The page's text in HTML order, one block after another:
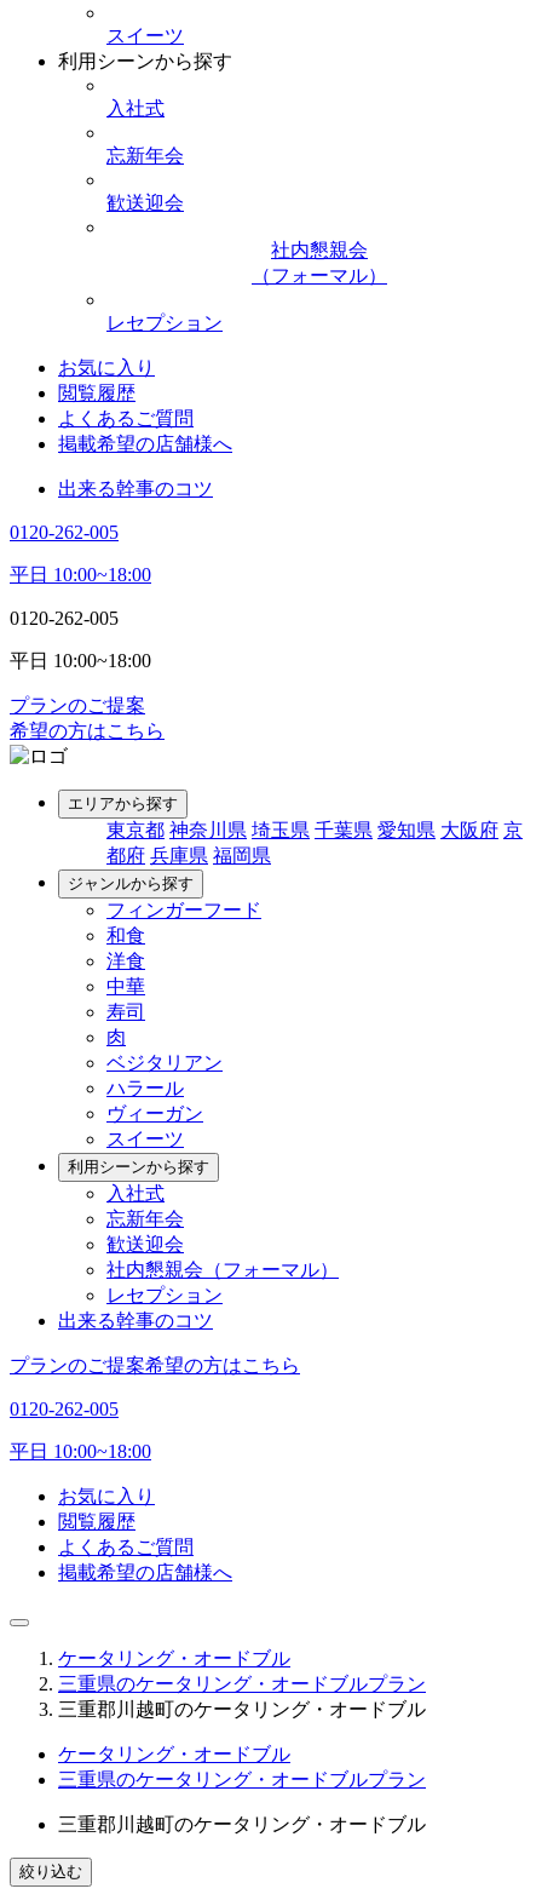
スイーツ
利用シーンから探す
入社式
忘新年会
歓送迎会
社内懇親会
（フォーマル）
レセプション
お気に入り
閲覧履歴
よくあるご質問
掲載希望の店舗様へ
出来る幹事のコツ
0120-262-005
平日 10:00~18:00
0120-262-005
平日 10:00~18:00
プランのご提案
希望の方はこちら
エリアから探す
東京都 神奈川県 埼玉県 千葉県 愛知県 大阪府 京
都府 兵庫県 福岡県
ジャンルから探す
フィンガーフード
和食
洋食
中華
寿司
肉
ベジタリアン
ハラール
ヴィーガン
スイーツ
利用シーンから探す
入社式
忘新年会
歓送迎会
社内懇親会（フォーマル）
レセプション
出来る幹事のコツ
プランのご提案希望の方はこちら
0120-262-005
平日 10:00~18:00
お気に入り
閲覧履歴
よくあるご質問
掲載希望の店舗様へ
ケータリング・オードブル
三重県のケータリング・オードブルプラン
三重郡川越町のケータリング・オードブル
ケータリング・オードブル
三重県のケータリング・オードブルプラン
三重郡川越町のケータリング・オードブル
絞り込む